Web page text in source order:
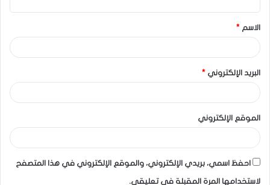
الاسم *
البريد الإلكتروني *
الموقع الإلكتروني
احفظ اسمي، بريدي الإلكتروني، والموقع الإلكتروني في هذا المتصفح
لاستخدامها المرة المقبلة في تعليقي.